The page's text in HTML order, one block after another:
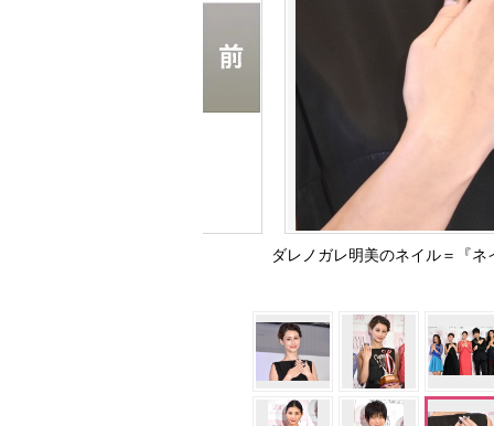
ダレノガレ明美のネイル＝『